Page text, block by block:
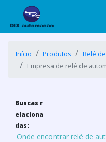
Início Produtos
Relé
Empresa de relé de
Buscas r
elaciona
das:
Onde encontrar relé de